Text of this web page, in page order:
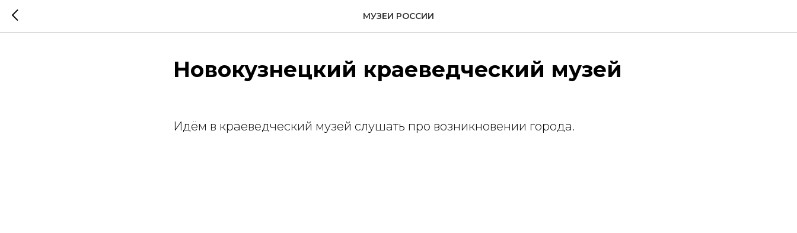
МУЗЕИ РОССИИ
Новокузнецкий краеведческий музей
Идём в краеведческий музей слушать про возникновении города.